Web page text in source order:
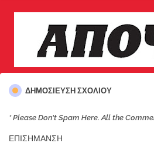
ΔΗΜΟΣΊΕΥΣΗ ΣΧΟΛΊΟΥ
* Please Don't Spam Here. All the
ΕΠΙΣΗΜΑΝΣΗ